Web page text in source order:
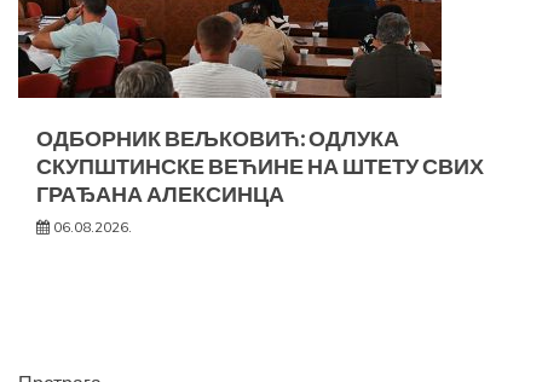
ОДБОРНИК ВЕЉКОВИЋ: ОДЛУКА
СКУПШТИНСКЕ ВЕЋИНЕ НА ШТЕТУ СВИХ
ГРАЂАНА АЛЕКСИНЦА
06.08.2026.